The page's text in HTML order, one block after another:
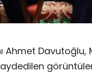
Ahmet Davutoğlu,